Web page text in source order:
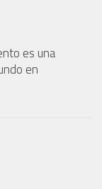
es una
en